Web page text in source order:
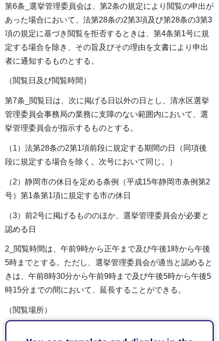
第6条_選挙管理委員会は、第2条の規定により閲覧の申出が
あった場合において、法第28条の2第3項及び第28条の3第3
項の規定に基づき閲覧を拒否するときは、第4条第1号に規
定する場合を除き、その旨及びその理由を文書により申出
者に通知するものとする。
（閲覧日及び閲覧時間）
第7条_閲覧日は、次に掲げる日以外の日とし、清水区選挙
管理委員会事務局の業務に支障のない範囲内において、選
挙管理委員会が指示するものとする。
（1）法第28条の2第1項前段に規定する期間の日（同項後
段に規定する場合を除く。次号において同じ。）
（2）静岡市の休日を定める条例（平成15年静岡市条例第2
号）第1条第1項に規定する市の休日
（3）前2号に掲げるもののほか、選挙管理委員会が必要と
認める日
2_閲覧時間は、午前9時から正午まで及び午後1時から午後
5時までとする。ただし、選挙管理委員会が適当と認めると
きは、午前8時30分から午前9時まで及び午後5時から午後5
時15分までの間において、延長することができる。
（閲覧場所）
第8条_閲覧場所は、選挙管理委員会の事務室又は選挙管理